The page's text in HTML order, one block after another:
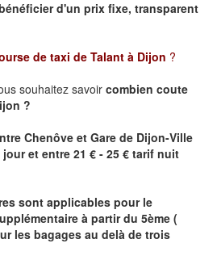
d'un prix fixe, transparent
de taxi de Talant à Dijon ?
souhaitez savoir combien coute
?
Chenôve et Gare de Dijon-Ville
et entre 21 € - 25 € tarif nuit
sont applicables pour le
à partir du 5ème (
les bagages au delà de trois